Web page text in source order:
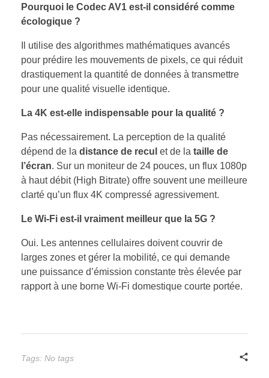
Pourquoi le Codec AV1 est-il considéré comme
écologique ?
Il utilise des algorithmes mathématiques avancés
pour prédire les mouvements de pixels, ce qui réduit
drastiquement la quantité de données à transmettre
pour une qualité visuelle identique.
La 4K est-elle indispensable pour la qualité ?
Pas nécessairement. La perception de la qualité
dépend de la distance de recul et de la taille de
l’écran. Sur un moniteur de 24 pouces, un flux 1080p
à haut débit (High Bitrate) offre souvent une meilleure
clarté qu’un flux 4K compressé agressivement.
Le Wi-Fi est-il vraiment meilleur que la 5G ?
Oui. Les antennes cellulaires doivent couvrir de
larges zones et gérer la mobilité, ce qui demande
une puissance d’émission constante très élevée par
rapport à une borne Wi-Fi domestique courte portée.
Tags: No tags